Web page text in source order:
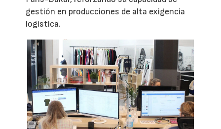
gestión en producciones de alta exigencia
logística.